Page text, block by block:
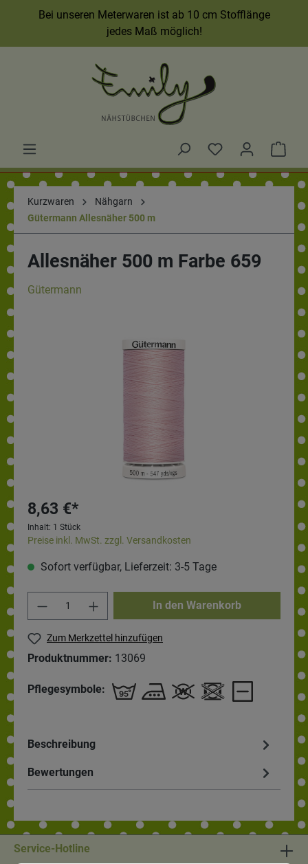
Bei unseren Meterwaren ist ab 10 cm Stofflänge
jedes Maß möglich!
Kurzwaren
Nähgarn
Gütermann Allesnäher 500 m
Allesnäher 500 m Farbe 659
Gütermann
8,63 €*
Inhalt: 1 Stück
Preise inkl. MwSt. zzgl. Versandkosten
Sofort verfügbar, Lieferzeit: 3-5 Tage
In den Warenkorb
Zum Merkzettel hinzufügen
Produktnummer: 13069
Pflegesymbole:
Beschreibung
Bewertungen
Service-Hotline